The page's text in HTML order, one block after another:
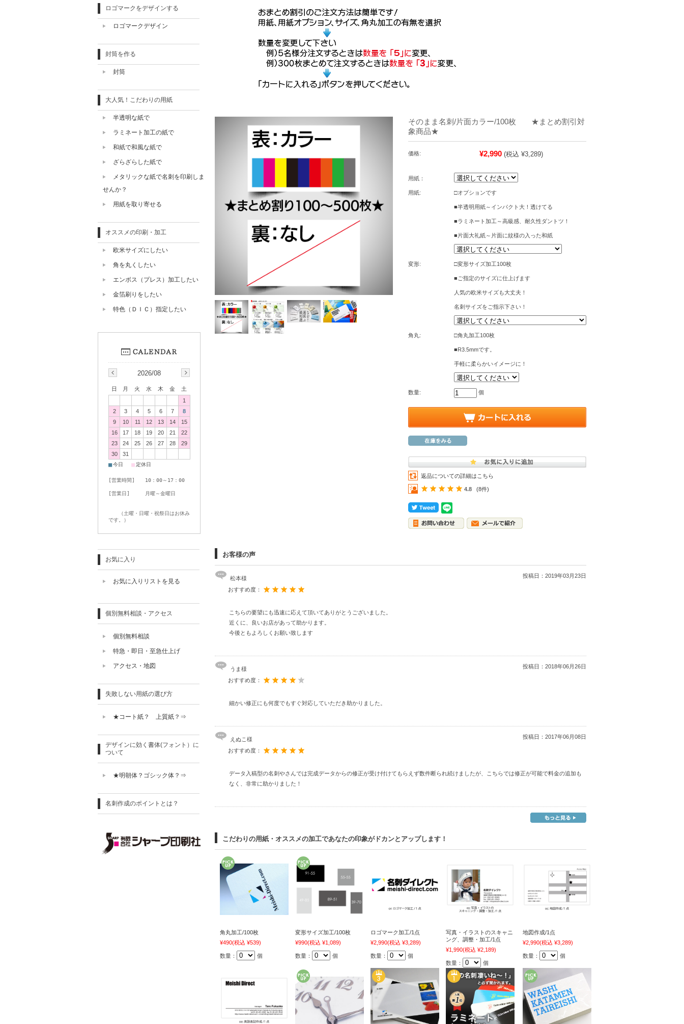
そのまま名刺/片面カラー/100枚 ★まとめ割引対
象商品★
価格: ¥2,990 (税込 ¥3,289)
用紙：
用紙: □オプションです
■半透明用紙～インパクト大！透けてる
■ラミネート加工～高級感、耐久性ダントツ！
■片面大礼紙～片面に紋様の入った和紙
変形: □変形サイズ加工100枚
■ご指定のサイズに仕上げます
人気の欧米サイズも大丈夫！
名刺サイズをご指示下さい！
角丸: □角丸加工100枚
■R3.5mmです。
手軽に柔らかいイメージに！
数量: 個
返品についての詳細はこちら
4.8 (8件)
お客様の声
松本様 投稿日： 2019年03月23日
おすすめ度：
こちらの要望にも迅速に応えて頂いてありがとうございました。
近くに、良いお店があって助かります。
今後ともよろしくお願い致します
うま様 投稿日： 2018年06月26日
おすすめ度：
細かい修正にも何度でもすぐ対応していただき助かりました。
えぬこ様 投稿日： 2017年06月08日
おすすめ度：
データ入稿型の名刺やさんでは完成データからの修正が受け付けてもらえず数件断られ続けましたが、こちらでは修正が可能で料金の追加も
なく、非常に助かりました！
こだわりの用紙・オススメの加工であなたの印象がドカンとアップします！
角丸加工/100枚
¥490(税込 ¥539)
数量： 個
変形サイズ加工/100枚
¥990(税込 ¥1,089)
数量： 個
ロゴマーク加工/1点
¥2,990(税込 ¥3,289)
数量： 個
写真・イラストのスキャニ
ング、調整・加工/1点
¥1,990(税込 ¥2,189)
数量： 個
地図作成/1点
¥2,990(税込 ¥3,289)
数量： 個
ロゴマークをデザインする
ロゴマークデザイン
封筒を作る
封筒
大人気！こだわりの用紙
半透明な紙で
ラミネート加工の紙で
和紙で和風な紙で
ざらざらした紙で
メタリックな紙で名刺を印刷しま
せんか？
用紙を取り寄せる
オススメの印刷・加工
欧米サイズにしたい
角を丸くしたい
エンボス（プレス）加工したい
金箔刷りをしたい
特色（ＤＩＣ）指定したい
2026/08
日 月 火 水 木 金
土
1
2
3 4 5 6 7
8
9
10 11 12 13 14
15
16
17 18 19 20 21
22
23
24 25 26 27 28
29
30
31
■今日 ■定休日
[営業時間] 10：00～17：00
[営業日] 月曜～金曜日
（土曜・日曜・祝祭日はお休み
です。）
お気に入り
お気に入りリストを見る
個別無料相談・アクセス
個別無料相談
特急・即日・至急仕上げ
アクセス・地図
失敗しない用紙の選び方
★コート紙？ 上質紙？⇒
デザインに効く書体(フォント）に
ついて
★明朝体？ゴシック体？⇒
名刺作成のポイントとは？